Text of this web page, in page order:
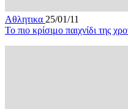
Αθλητικα 25/01/11
Το πιο κρίσιμο παιχνίδι της